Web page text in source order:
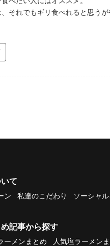
それでもギリ食べれると思うが
て
ン 私達のこだわり ソーシャ
記事から探す
ーメンまとめ 人気塩ラーメン